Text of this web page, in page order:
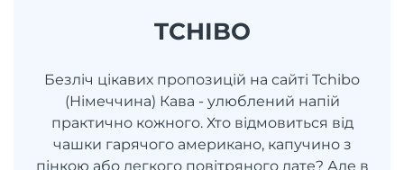
TCHIBO
Безліч цікавих пропозицій на сайті Tchibo
(Німеччина) Кава - улюблений напій
практично кожного. Хто відмовиться від
чашки гарячого американо, капучино з
пінкою або легкого повітряного лате? Але в